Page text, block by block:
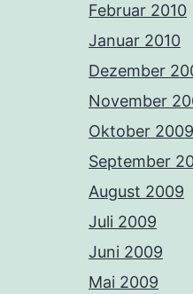
Februar 2010
Januar 2010
Dezember
November
Oktober 2009
September
August 2009
Juli 2009
Juni 2009
Mai 2009